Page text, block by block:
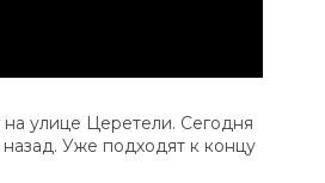
улице Церетели. Сегодня
Уже подходят к концу